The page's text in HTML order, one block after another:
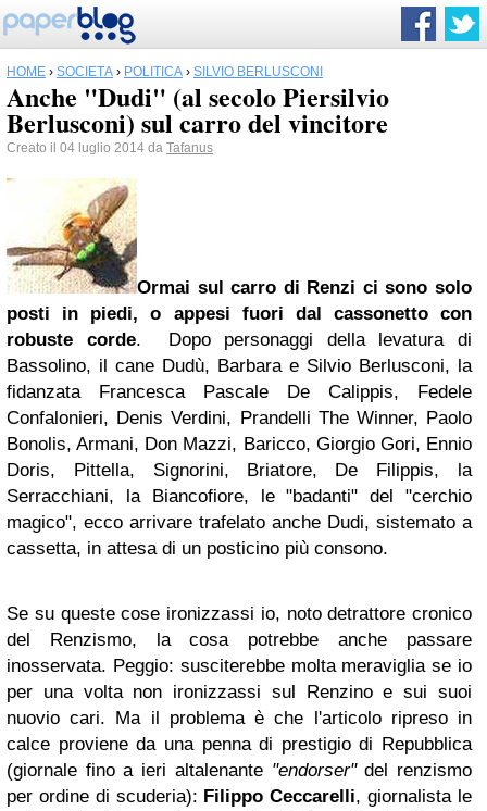
HOME › SOCIETÀ › POLITICA › SILVIO BERLUSCONI
Anche "Dudi" (al secolo Piersilvio
Berlusconi) sul carro del vincitore
Creato il 04 luglio 2014 da Tafanus
Ormai sul carro di Renzi ci sono solo
posti in piedi, o appesi fuori dal cassonetto con
robuste corde. Dopo personaggi della levatura di
Bassolino, il cane Dudù, Barbara e Silvio Berlusconi, la
fidanzata Francesca Pascale De Calippis, Fedele
Confalonieri, Denis Verdini, Prandelli The Winner, Paolo
Bonolis, Armani, Don Mazzi, Baricco, Giorgio Gori, Ennio
Doris, Pittella, Signorini, Briatore, De Filippis, la
Serracchiani, la Biancofiore, le "badanti" del "cerchio
magico", ecco arrivare trafelato anche Dudi, sistemato a
cassetta, in attesa di un posticino più consono.
Se su queste cose ironizzassi io, noto detrattore cronico
del Renzismo, la cosa potrebbe anche passare
inosservata. Peggio: susciterebbe molta meraviglia se io
per una volta non ironizzassi sul Renzino e sui suoi
nuovio cari. Ma il problema è che l'articolo ripreso in
calce proviene da una penna di prestigio di Repubblica
(giornale fino a ieri altalenante "endorser"del renzismo
per ordine di scuderia): Filippo Ceccarelli, giornalista le